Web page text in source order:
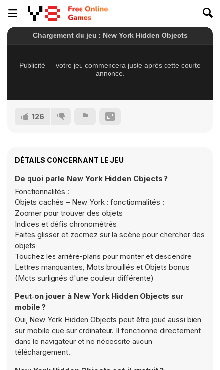
126
DÉTAILS CONCERNANT LE JEU
De quoi parle New York Hidden Objects ?
Fonctionnalités :
Objets cachés – New York : fonctionnalités :
Zoomer pour trouver des objets
Indices et défis chronométrés
Faites glisser et zoomez sur la scène pour chercher des
objets
Touchez les arrière-plans pour monter et descendre
Lettres manquantes, Mots brouillés et Objets bonus
(Mots surlignés d'une couleur différente)
Peut‑on jouer à New York Hidden Objects sur
mobile ?
Oui, New York Hidden Objects peut être joué aussi bien
sur mobile que sur ordinateur. Il fonctionne directement
dans le navigateur et ne nécessite aucun
téléchargement.